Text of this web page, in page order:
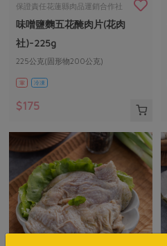
保證責任花蓮縣肉品運銷合作社
味噌鹽麴五花醃肉片(花肉
社)-225g
225公克(固形物200公克)
葷 冷凍
$175